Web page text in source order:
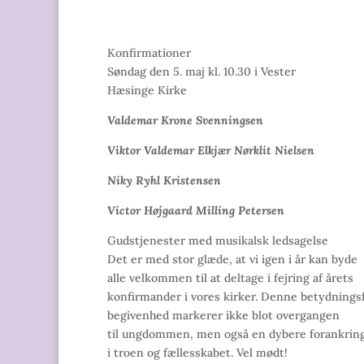
Konfirmationer
Søndag den 5. maj kl. 10.30 i Vester
Hæsinge Kirke
Valdemar Krone Svenningsen
Viktor Valdemar Elkjær Nørklit Nielsen
Niky Ryhl Kristensen
Victor Højgaard Milling Petersen
Gudstjenester med musikalsk ledsagelse
Det er med stor glæde, at vi igen i år kan byde
alle velkommen til at deltage i fejring af årets
konfirmander i vores kirker. Denne
begivenhed markerer ikke blot overgangen
til ungdommen, men også en dybere
i troen og fællesskabet. Vel mødt!